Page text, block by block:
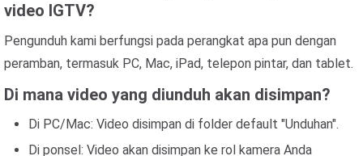
video IGTV?
Pengunduh kami berfungsi pada perangkat apa pun dengan
peramban, termasuk PC, Mac, iPad, telepon pintar, dan tablet.
Di mana video yang diunduh akan disimpan?
Di PC/Mac: Video disimpan di folder default "Unduhan".
Di ponsel: Video akan disimpan ke rol kamera Anda